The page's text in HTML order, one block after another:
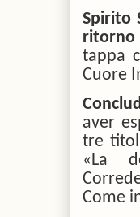
Spirito
ritorno
tappa
Cuore
aver
tre
«La
Come